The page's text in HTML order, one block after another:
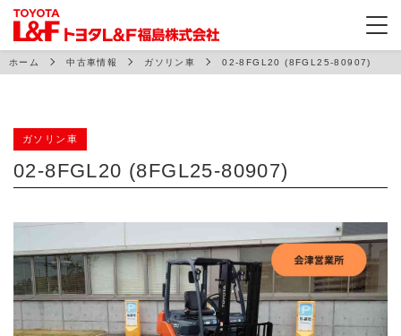
ホーム 中古車情報 ガソリン車 02-8FGL20 (8FGL25-80907)
ガソリン車
02-8FGL20 (8FGL25-80907)